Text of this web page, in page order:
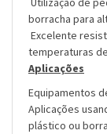
borracha para
Excelente
temperaturas de
Aplicações
Equipamentos
Aplicações
plástico ou